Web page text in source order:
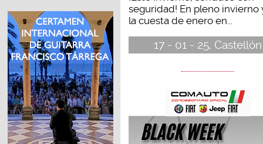
seguridad! En pleno invierno
la cuesta de enero en...
17 - 01 - 25, Castellón